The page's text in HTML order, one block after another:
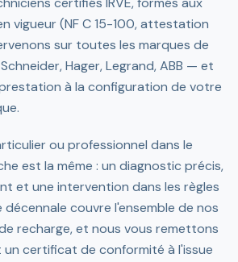
vigueur (NF C 15-100, attestation
sur toutes les marques de
Hager, Legrand, ABB — et
à la configuration de votre
ou professionnel dans le
est la même : un diagnostic précis,
et une intervention dans les règles
couvre l'ensemble de nos
recharge, et nous vous remettons
certificat de conformité à l'issue